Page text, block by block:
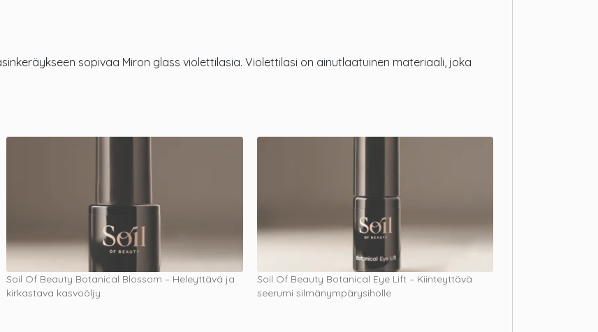
sopivaa Miron glass violettilasia. Violettilasi on ainutlaatuinen materiaali, joka
Soil Of Beauty Botanical Blossom – Heleyttävä ja
kirkastava kasvoöljy
Soil Of Beauty Botanical Eye Lift – Kiinteyttävä
seerumi silmänympärysiholle